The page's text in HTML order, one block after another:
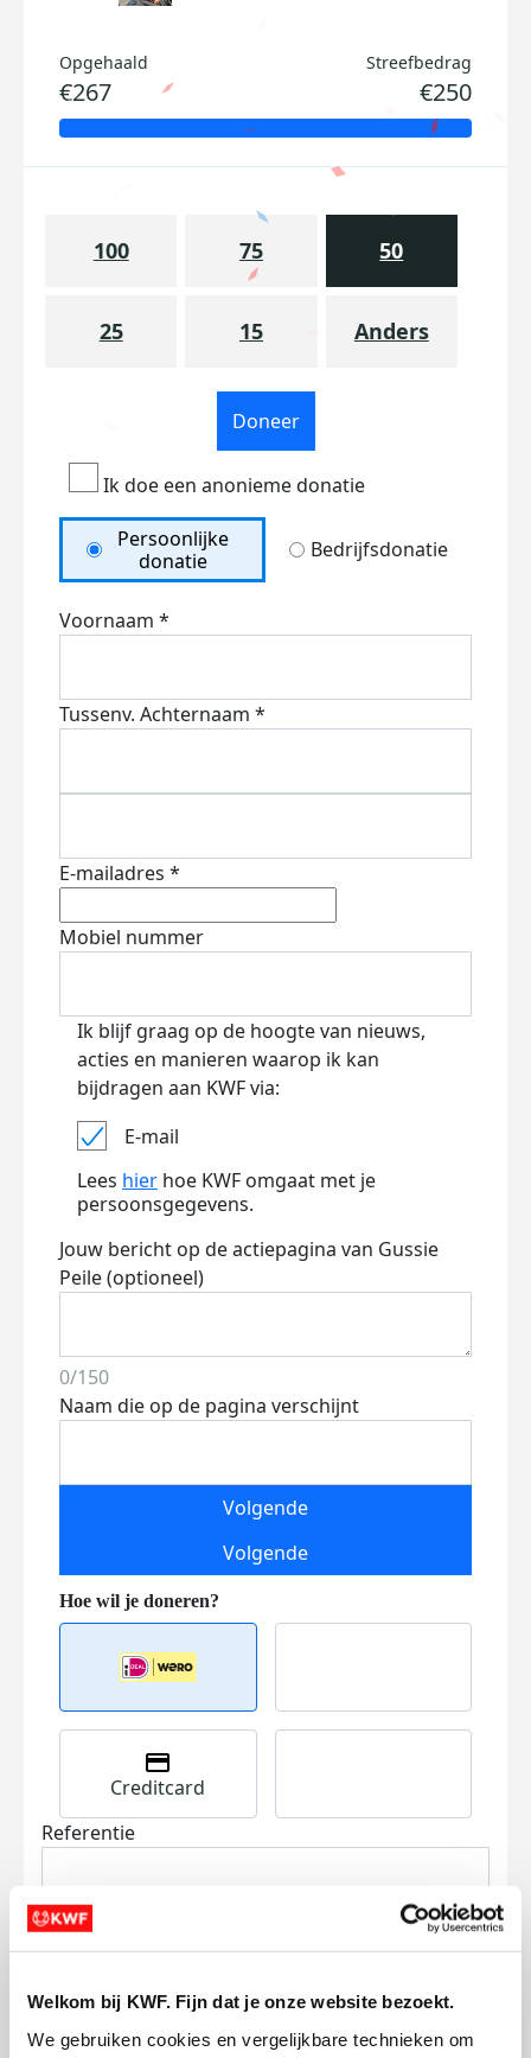
Welkom bij KWF. Fijn dat je onze website bezoekt.
We gebruiken cookies en vergelijkbare technieken om
Opgehaald
€267
Streefbedrag
€250
100 75 50
25 15 Anders
Doneer
Ik doe een anonieme donatie
Persoonlijke
donatie
Bedrijfsdonatie
Voornaam *
Tussenv. Achternaam *
E-mailadres *
Mobiel nummer
Ik blijf graag op de hoogte van nieuws,
acties en manieren waarop ik kan
bijdragen aan KWF via:
E-mail
Lees hier hoe KWF omgaat met je
persoonsgegevens.
Jouw bericht op de actiepagina van Gussie
Peile (optioneel)
0/150
Naam die op de pagina verschijnt
Volgende
Volgende
Creditcard
Referentie